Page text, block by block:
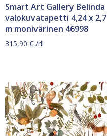
Smart Art Gallery Belinda
valokuvatapetti 4,24 x 2,7
m monivärinen 46998
315,90 € /rll